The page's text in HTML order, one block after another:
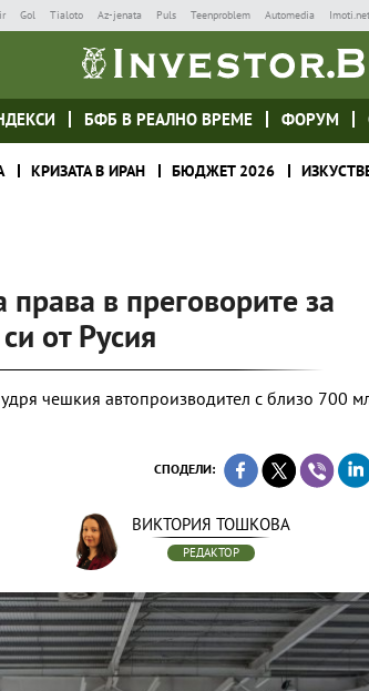
Gol Tialoto Az-jenata Puls Teenproblem Automedia Imoti.net
БФБ В РЕАЛНО ВРЕМЕ ФОРУМ
КРИЗАТА В ИРАН БЮДЖЕТ 2026
в преговорите за
от Русия
чешкия автопроизводител с близо 700
СПОДЕЛИ:
ВИКТОРИЯ ТОШКОВА
РЕДАКТОР